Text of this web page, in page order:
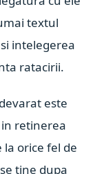
textul
intelegerea
ratacirii.
este
in retinerea
orice fel de
tine dupa